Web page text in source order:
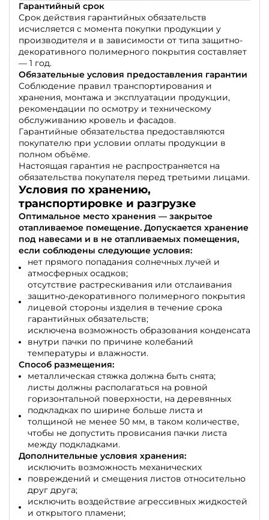
Гарантийный срок
Срок действия гарантийных обязательств
исчисляется с момента покупки продукции у
производителя и в зависимости от типа защитно-
декоративного полимерного покрытия составляет
— 1 год.
Обязательные условия предоставления гарантии
Соблюдение правил транспортирования и
хранения, монтажа и эксплуатации продукции,
рекомендации по осмотру и техническому
обслуживанию кровель и фасадов.
Гарантийные обязательства предоставляются
покупателю при условии оплаты продукции в
полном объёме.
Настоящая гарантия не распространяется на
обязательства покупателя перед третьими лицами.
Условия по хранению,
транспортировке и разгрузке
Оптимальное место хранения — закрытое
отапливаемое помещение. Допускается хранение
под навесами и в не отапливаемых помещения,
если соблюдены следующие условия:
нет прямого попадания солнечных лучей и
атмосферных осадков;
отсутствие растрескивания или отслаивания
защитно-декоративного полимерного покрытия
лицевой стороны изделия в течение срока
гарантийных обязательств;
исключена возможность образования конденсата
внутри пачки по причине колебаний
температуры и влажности.
Способ размещения:
металлическая стяжка должна быть снята;
листы должны располагаться на ровной
горизонтальной поверхности, на деревянных
подкладках по ширине больше листа и
толщиной не менее 50 мм, в таком количестве,
чтобы не допустить провисания пачки листа
между подкладками.
Дополнительные условия хранения:
исключить возможность механических
повреждений и смещения листов относительно
друг друга;
исключить воздействие агрессивных жидкостей
и открытого пламени;